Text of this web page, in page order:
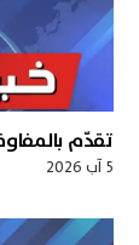
تقدّم
5 آب 2026